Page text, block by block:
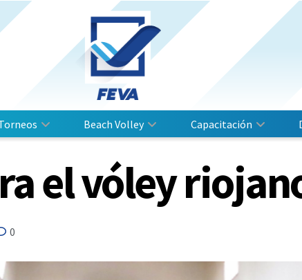
Beach Volley Capacitación
el vóley
0